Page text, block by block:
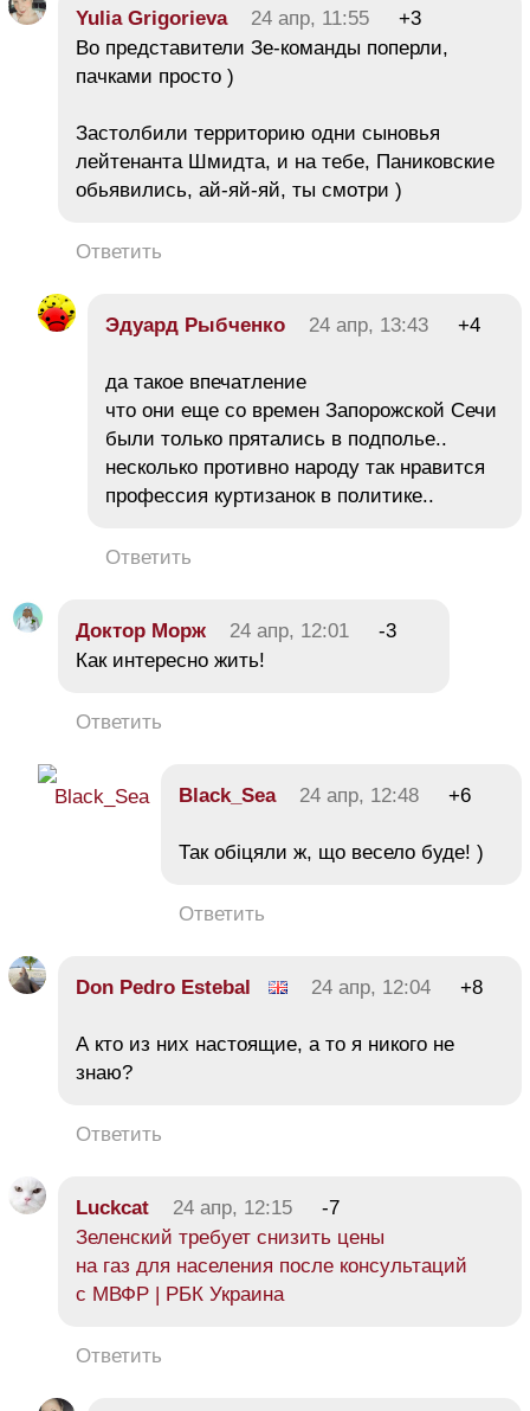
Yulia Grigorieva 24 апр, 11:55
+3
Во представители Зе-команды поперли,
пачками просто )
Застолбили территорию одни сыновья
лейтенанта Шмидта, и на тебе, Паниковские
обьявились, ай-яй-яй, ты смотри )
Ответить
Эдуард Рыбченко 24 апр, 13:43 +4
да такое впечатление
что они еще со времен Запорожской Сечи
были только прятались в подполье..
несколько противно народу так нравится
профессия куртизанок в политике..
Ответить
Дoктop Mopж 24 апр, 12:01
-3
Как интересно жить!
Ответить
Black_Sea 24 апр, 12:48 +6
Так обіцяли ж, що весело буде! )
Ответить
Don Pedro Estebal 24 апр, 12:04 +8
А кто из них настоящие, а то я никого не
знаю?
Ответить
Luckcat 24 апр, 12:15
-7
Зеленский требует снизить цены
на газ для населения после консультаций
с МВФP | РБК Украина
Ответить